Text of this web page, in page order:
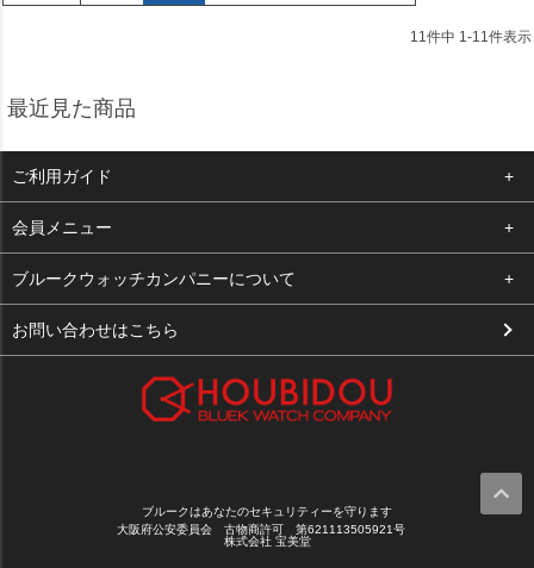
11件中 1-11件表示
最近見た商品
ご利用ガイド
よくある質問
支払い・送料
お客様の声
会員メニュー
ログイン
お気に入り
ブルークウォッチカンパニーについて
会社概要
お問い合わせはこちら
ブルークはあなたのセキュリティーを守ります
大阪府公安委員会 古物商許可 第621113505921号
株式会社 宝美堂